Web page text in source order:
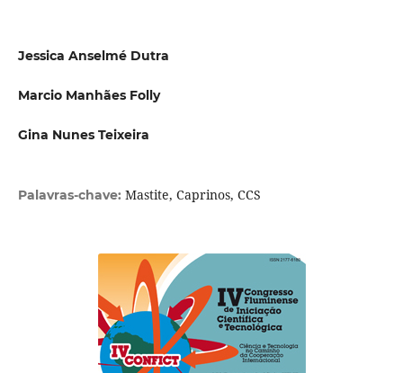
Jessica Anselmé Dutra
Marcio Manhães Folly
Gina Nunes Teixeira
Palavras-chave: Mastite, Caprinos, CCS